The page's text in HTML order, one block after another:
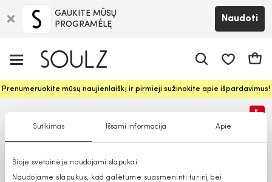
Sutikimas Išsami informacija Apie
Šioje svetainėje naudojami slapukai
Naudojame slapukus, kad galėtume suasmeninti turinį bei
GAUKITE MŪSŲ
PROGRAMĖLĘ
Naudoti
Prenumeruokite mūsų naujienlaiškį ir pirmieji sužinokite apie išpardavimus!
%